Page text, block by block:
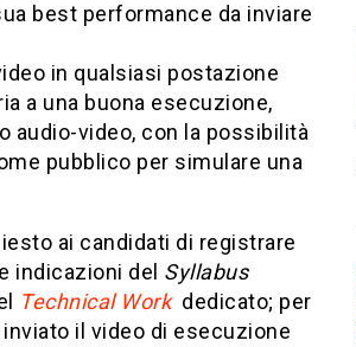
best performance da inviare
in qualsiasi postazione
a una buona esecuzione,
audio-video, con la possibilità
pubblico per simulare una
ai candidati di registrare
indicazioni del Syllabus
Technical Workdedicato; per
il video di esecuzione